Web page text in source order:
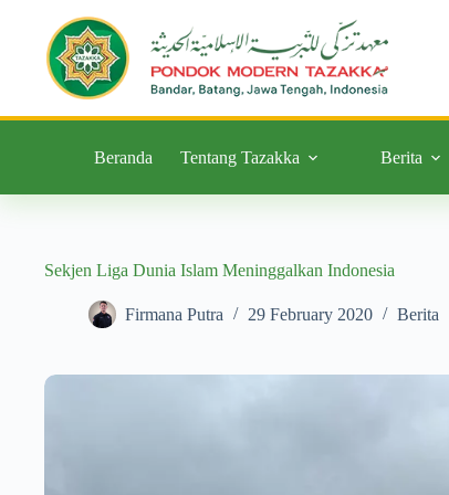
Beranda Tentang Tazakka Berita
Sekjen Liga Dunia Islam Meninggalkan Indonesia
Firmana Putra 29 February 2020 Berita